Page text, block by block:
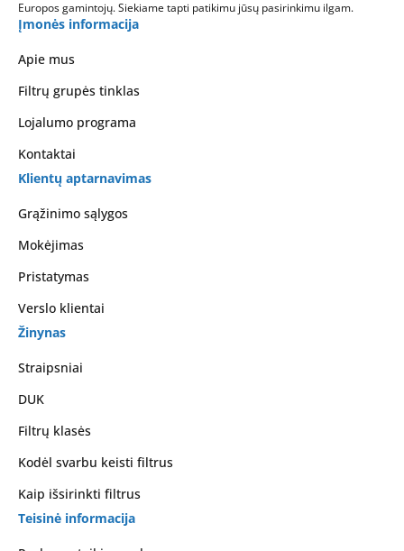
Europos gamintojų. Siekiame tapti patikimu jūsų pasirinkimu ilgam.
Įmonės informacija
Apie mus
Filtrų grupės tinklas
Lojalumo programa
Kontaktai
Klientų aptarnavimas
Grąžinimo sąlygos
Mokėjimas
Pristatymas
Verslo klientai
Žinynas
Straipsniai
DUK
Filtrų klasės
Kodėl svarbu keisti filtrus
Kaip išsirinkti filtrus
Teisinė informacija